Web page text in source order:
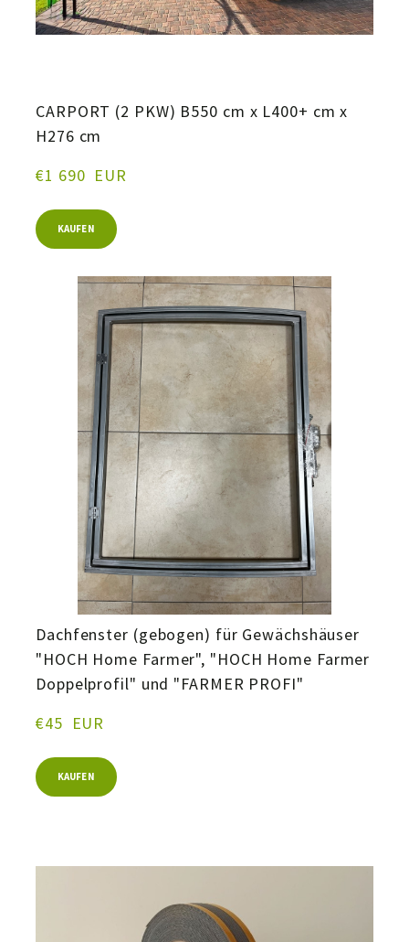
CARPORT (2 PKW) B550 cm x L400+ cm x
H276 cm
€1 690  EUR
KAUFEN
Dachfenster (gebogen) für Gewächshäuser
"HOCH Home Farmer", "HOCH Home Farmer
Doppelprofil" und "FARMER PROFI"
€45  EUR
KAUFEN